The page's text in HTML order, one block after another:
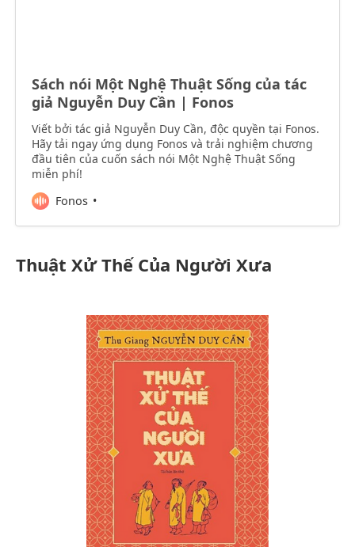
Sách nói Một Nghệ Thuật Sống của tác
giả Nguyễn Duy Cần | Fonos
Viết bởi tác giả Nguyễn Duy Cần, độc quyền tại Fonos.
Hãy tải ngay ứng dụng Fonos và trải nghiệm chương
đầu tiên của cuốn sách nói Một Nghệ Thuật Sống
miễn phí!
Fonos
Thuật Xử Thế Của Người Xưa